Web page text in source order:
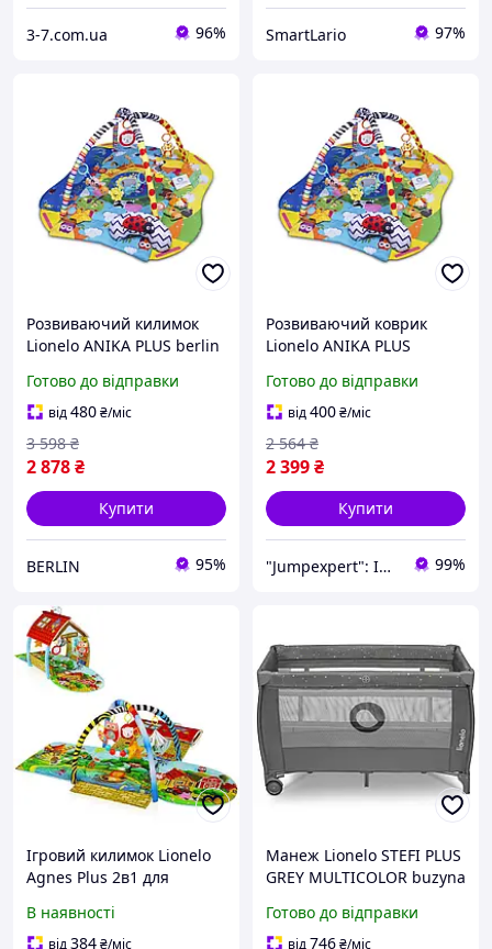
3-7.com.ua 96% SmartLario 97%
Розвиваючий килимок
Lionelo ANIKA PLUS berlin
Готово до відправки
від480₴/міс
2 878₴
3 598 ₴
Купити
BERLIN 95%
Розвиваючий коврик
Lionelo ANIKA PLUS
Готово до відправки
від400₴/міс
2 399₴
2 564 ₴
Купити
"Jumpexpert": Інтернет-магазин товарів для активного відпочинку та спорту! 99%
Ігровий килимок Lionelo
Agnes Plus 2в1 для
для дитини, 2 ігрові арки,
ігровий будиночок,
В наявності
від384₴/міс
Манеж Lionelo STEFI PLUS
GREY MULTICOLOR buzyna
Готово до відправки
від746₴/міс